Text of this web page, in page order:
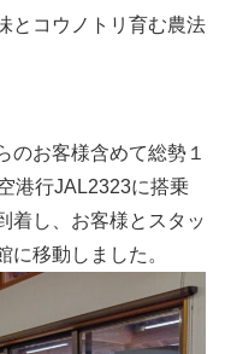
コウノトリ育む農法
のお客様含めて総勢１
港行JAL2323に搭乗
着し、お客様とスタッ
に移動しました。